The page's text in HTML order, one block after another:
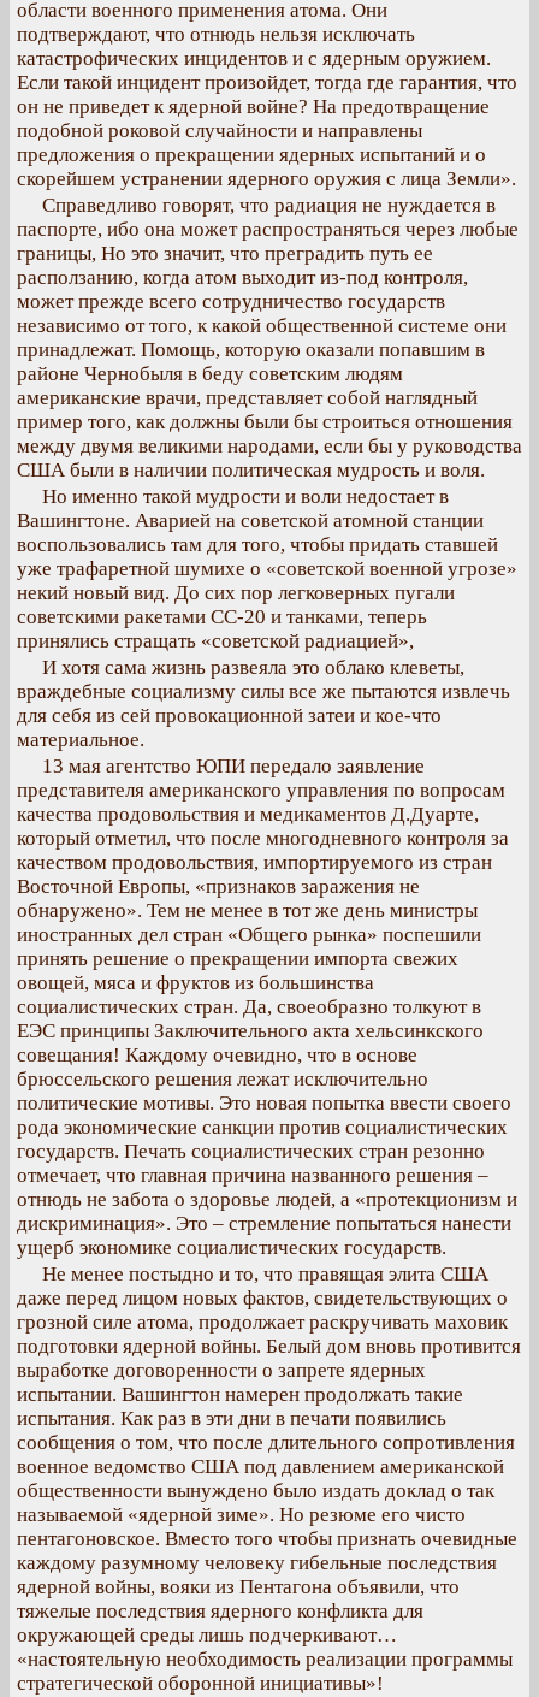
области военного применения атома. Они
подтверждают, что отнюдь нельзя исключать
катастрофических инцидентов и с ядерным оружием.
Если такой инцидент произойдет, тогда где гарантия, что
он не приведет к ядерной войне? На предотвращение
подобной роковой случайности и направлены
предложения о прекращении ядерных испытаний и о
скорейшем устранении ядерного оружия с лица Земли».
Справедливо говорят, что радиация не нуждается в
паспорте, ибо она может распространяться через любые
границы, Но это значит, что преградить путь ее
расползанию, когда атом выходит из-под контроля,
может прежде всего сотрудничество государств
независимо от того, к какой общественной системе они
принадлежат. Помощь, которую оказали попавшим в
районе Чернобыля в беду советским людям
американские врачи, представляет собой наглядный
пример того, как должны были бы строиться отношения
между двумя великими народами, если бы у руководства
США были в наличии политическая мудрость и воля.
Но именно такой мудрости и воли недостает в
Вашингтоне. Аварией на советской атомной станции
воспользовались там для того, чтобы придать ставшей
уже трафаретной шумихе о «советской военной угрозе»
некий новый вид. До сих пор легковерных пугали
советскими ракетами СС-20 и танками, теперь
принялись стращать «советской радиацией»,
И хотя сама жизнь развеяла это облако клеветы,
враждебные социализму силы все же пытаются извлечь
для себя из сей провокационной затеи и кое-что
материальное.
13 мая агентство ЮПИ передало заявление
представителя американского управления по вопросам
качества продовольствия и медикаментов Д.Дуарте,
который отметил, что после многодневного контроля за
качеством продовольствия, импортируемого из стран
Восточной Европы, «признаков заражения не
обнаружено». Тем не менее в тот же день министры
иностранных дел стран «Общего рынка» поспешили
принять решение о прекращении импорта свежих
овощей, мяса и фруктов из большинства
социалистических стран. Да, своеобразно толкуют в
ЕЭС принципы Заключительного акта хельсинкского
совещания! Каждому очевидно, что в основе
брюссельского решения лежат исключительно
политические мотивы. Это новая попытка ввести своего
рода экономические санкции против социалистических
государств. Печать социалистических стран резонно
отмечает, что главная причина названного решения –
отнюдь не забота о здоровье людей, а «протекционизм и
дискриминация». Это – стремление попытаться нанести
ущерб экономике социалистических государств.
Не менее постыдно и то, что правящая элита США
даже перед лицом новых фактов, свидетельствующих о
грозной силе атома, продолжает раскручивать маховик
подготовки ядерной войны. Белый дом вновь противится
выработке договоренности о запрете ядерных
испытании. Вашингтон намерен продолжать такие
испытания. Как раз в эти дни в печати появились
сообщения о том, что после длительного сопротивления
военное ведомство США под давлением американской
общественности вынуждено было издать доклад о так
называемой «ядерной зиме». Но резюме его чисто
пентагоновское. Вместо того чтобы признать очевидные
каждому разумному человеку гибельные последствия
ядерной войны, вояки из Пентагона объявили, что
тяжелые последствия ядерного конфликта для
окружающей среды лишь подчеркивают…
«настоятельную необходимость реализации программы
стратегической оборонной инициативы»!